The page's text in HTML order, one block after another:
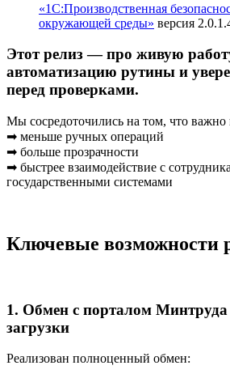
«1C:Производственная
окружающей среды» версия
Этот релиз — про живую
автоматизацию рутины и
перед проверками.
Мы сосредоточились на том, что
➡ меньше ручных операций
➡ больше прозрачности
➡ быстрее взаимодействие с
государственными системами
Ключевые возможности
1. Обмен с порталом
загрузки
Реализован полноценный обмен: